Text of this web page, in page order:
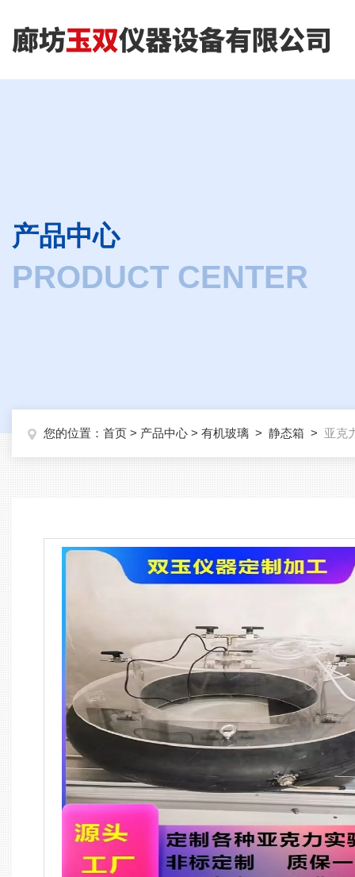
产品中心
PRODUCT CENTER
您的位置： 首页 > 产品中心 > 有机玻璃 > 静态箱 > 亚克